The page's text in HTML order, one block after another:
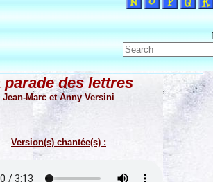
parade des lettres
Jean-Marc et Anny Versini
Version(s) chantée(s) :